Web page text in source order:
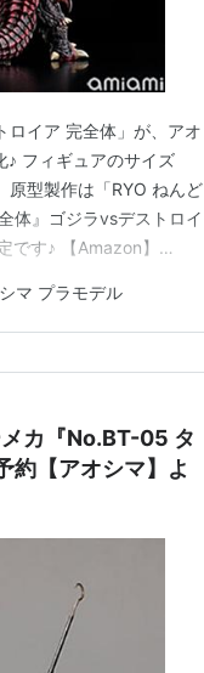
ロイア 完全体」が、アオ
♪ フィギュアのサイズ
原型製作は「RYO ねんど
体』ゴジラvsデストロイ
す♪ 【Amazon】
マ プラモデル
カ『No.BT-05 タ
約【アオシマ】よ